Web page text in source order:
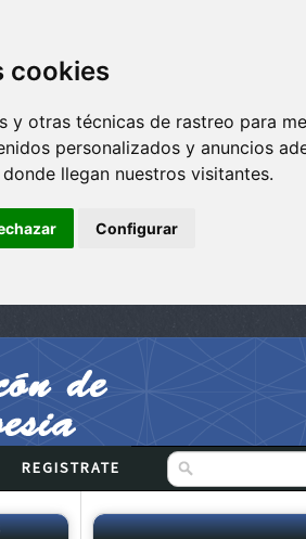
cookies
y otras técnicas de rastreo para
personalizados y anuncios
llegan nuestros visitantes.
Configurar
REGISTRATE